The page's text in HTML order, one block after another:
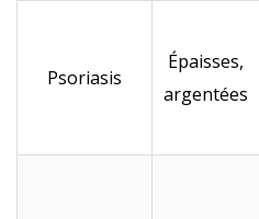
Psoriasis
Épaisses,
argentées